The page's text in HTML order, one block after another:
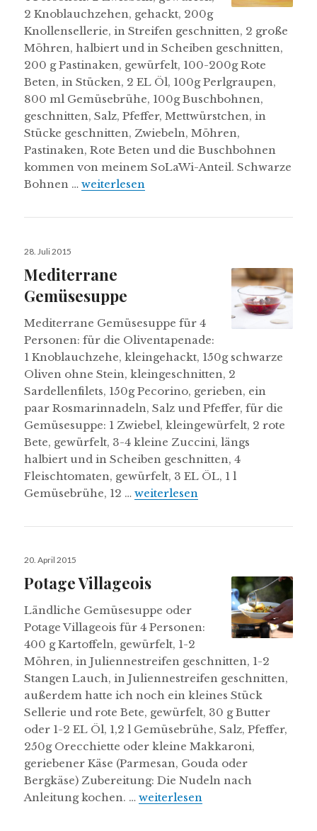
2 Knoblauchzehen, gehackt, 200g
Knollensellerie, in Streifen geschnitten, 2 große
Möhren, halbiert und in Scheiben geschnitten,
200 g Pastinaken, gewürfelt, 100-200g Rote
Beten, in Stücken, 2 EL Öl, 100g Perlgraupen,
800 ml Gemüsebrühe, 100g Buschbohnen,
geschnitten, Salz, Pfeffer, Mettwürstchen, in
Stücke geschnitten, Zwiebeln, Möhren,
Pastinaken, Rote Beten und die Buschbohnen
kommen von meinem SoLaWi-Anteil. Schwarze
Bohnen …Gemüse-Graupen-Eintopf
weiterlesen
Veröffentlicht
28. Juli 2015
Mediterrane
Gemüsesuppe
Mediterrane Gemüsesuppe für 4
Personen: für die Oliventapenade:
1 Knoblauchzehe, kleingehackt, 150g schwarze
Oliven ohne Stein, kleingeschnitten, 2
Sardellenfilets, 150g Pecorino, gerieben, ein
paar Rosmarinnadeln, Salz und Pfeffer, für die
Gemüsesuppe: 1 Zwiebel, kleingewürfelt, 2 rote
Bete, gewürfelt, 3-4 kleine Zuccini, längs
halbiert und in Scheiben geschnitten, 4
Fleischtomaten, gewürfelt, 3 EL ÖL, 1 l
Gemüsebrühe, 12 …Mediterrane Gemüsesuppe
weiterlesen
Veröffentlicht
20. April 2015
Potage Villageois
Ländliche Gemüsesuppe oder
Potage Villageois für 4 Personen:
400 g Kartoffeln, gewürfelt, 1-2
Möhren, in Juliennestreifen geschnitten, 1-2
Stangen Lauch, in Juliennestreifen geschnitten,
außerdem hatte ich noch ein kleines Stück
Sellerie und rote Bete, gewürfelt, 30 g Butter
oder 1-2 EL Öl, 1,2 l Gemüsebrühe, Salz, Pfeffer,
250g Orecchiette oder kleine Makkaroni,
geriebener Käse (Parmesan, Gouda oder
Bergkäse) Zubereitung: Die Nudeln nach
Anleitung kochen. …Potage Villageois
weiterlesen